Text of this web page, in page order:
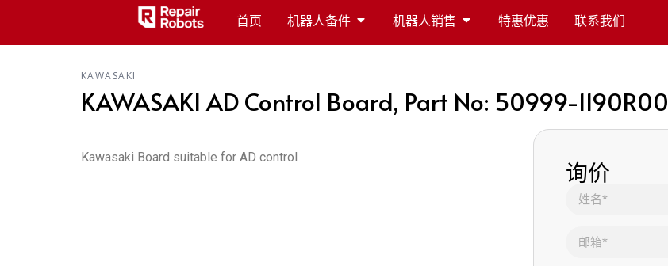
首页 机器人备件 机器人销售 特惠优惠 联系我们
KAWASAKI
KAWASAKI AD Control Board, Part No: 50999-1190R00
Kawasaki Board suitable for AD control 询价